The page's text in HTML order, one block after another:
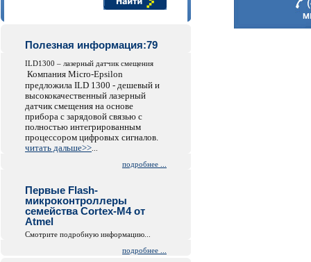
Полезная информация:79
ILD1300 – лазерный датчик смещения
Компания Micro-Epsilon
предложила ILD 1300 - дешевый и
высококачественный лазерный
датчик смещения на основе
прибора с зарядовой связью с
полностью интегрированным
процессором цифровых сигналов.
читать дальше>>
подробнее ...
Первые Flash-
микроконтроллеры
семейства Cortex-M4 от
Atmel
Смотрите подробную информацию...
подробнее ...